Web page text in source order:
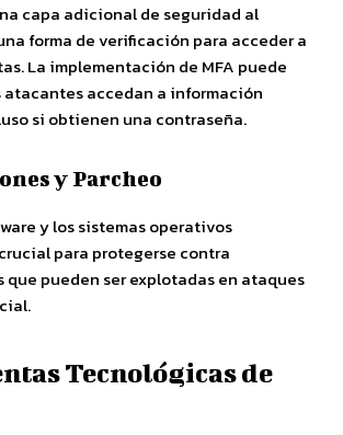
capa adicional de seguridad al
forma de verificación para acceder a
La implementación de MFA puede
accedan a información
si obtienen una contraseña.
y Parcheo
y los sistemas operativos
para protegerse contra
pueden ser explotadas en ataques
Tecnológicas de